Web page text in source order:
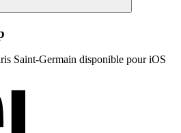
Saint-Germain disponible pour iOS